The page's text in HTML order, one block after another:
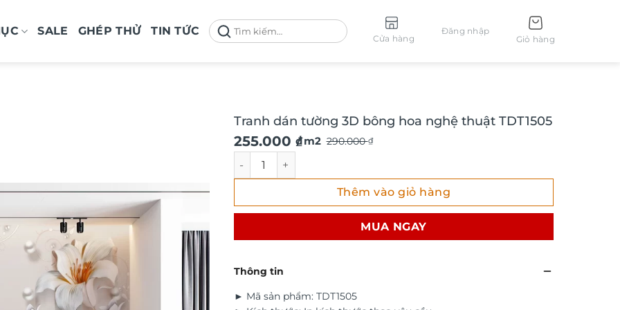
SALE GHÉP THỬ TIN TỨC
Tìm
kiếm:
Cửa hàng
Đăng nhập
Giỏ hàng
Tranh dán tường 3D bông hoa nghệ thuật TDT1505
290.000₫
Giá
gốc
là:
290.000 ₫.
255.000 ₫
Giá
hiện
tại
là:
/ m2
Tranh dán tường 3D bông hoa nghệ thuật TDT1505 số lượng
Thêm vào giỏ hàng
MUA NGAY
Thông tin
► Mã sản phẩm: TDT1505